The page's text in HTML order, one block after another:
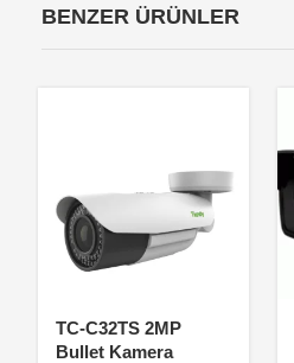
BENZER ÜRÜNLER
TC-C32TS 2MP
Bullet Kamera